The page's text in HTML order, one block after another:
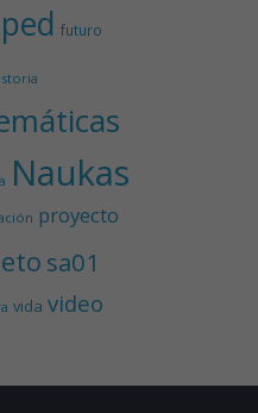
futuro
Naukas
proyecto
sa01
vida video